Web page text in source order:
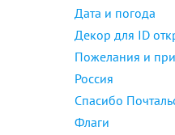
Дата и погода
Декор для ID
Пожелания и
Россия
Спасибо
Флаги